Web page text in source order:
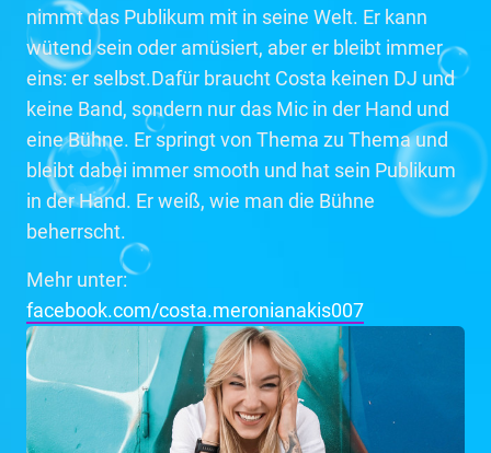
nimmt das Publikum mit in seine Welt. Er kann
wütend sein oder amüsiert, aber er bleibt immer
eins: er selbst.Dafür braucht Costa keinen DJ und
keine Band, sondern nur das Mic in der Hand und
eine Bühne. Er springt von Thema zu Thema und
bleibt dabei immer smooth und hat sein Publikum
in der Hand. Er weiß, wie man die Bühne
beherrscht.
Mehr unter:
facebook.com/costa.meronianakis007